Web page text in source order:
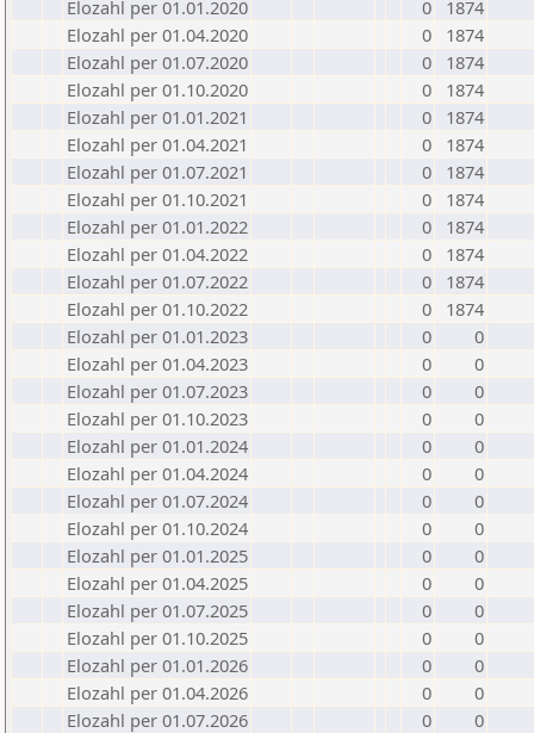
Elozahl per 01.01.2020
0
1874
Elozahl per 01.04.2020
0
1874
Elozahl per 01.07.2020
0
1874
Elozahl per 01.10.2020
0
1874
Elozahl per 01.01.2021
0
1874
Elozahl per 01.04.2021
0
1874
Elozahl per 01.07.2021
0
1874
Elozahl per 01.10.2021
0
1874
Elozahl per 01.01.2022
0
1874
Elozahl per 01.04.2022
0
1874
Elozahl per 01.07.2022
0
1874
Elozahl per 01.10.2022
0
1874
Elozahl per 01.01.2023
0
0
Elozahl per 01.04.2023
0
0
Elozahl per 01.07.2023
0
0
Elozahl per 01.10.2023
0
0
Elozahl per 01.01.2024
0
0
Elozahl per 01.04.2024
0
0
Elozahl per 01.07.2024
0
0
Elozahl per 01.10.2024
0
0
Elozahl per 01.01.2025
0
0
Elozahl per 01.04.2025
0
0
Elozahl per 01.07.2025
0
0
Elozahl per 01.10.2025
0
0
Elozahl per 01.01.2026
0
0
Elozahl per 01.04.2026
0
0
Elozahl per 01.07.2026
0
0